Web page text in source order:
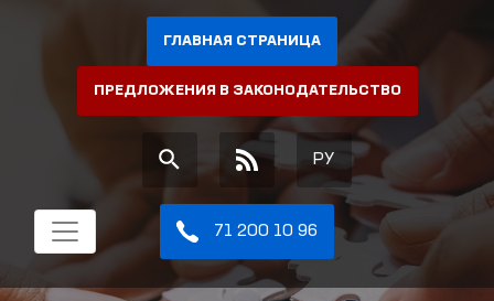
ГЛАВНАЯ СТРАНИЦА
ПРЕДЛОЖЕНИЯ В ЗАКОНОДАТЕЛЬСТВО
РУ
71 200 10 96